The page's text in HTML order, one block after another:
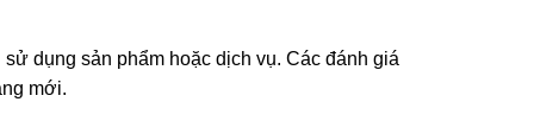
dụng sản phẩm hoặc dịch vụ. Các đánh giá
mới.